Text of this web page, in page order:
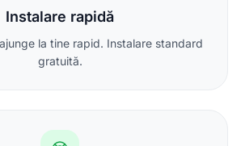
Instalare rapidă
la tine rapid. Instalare standard
gratuită.